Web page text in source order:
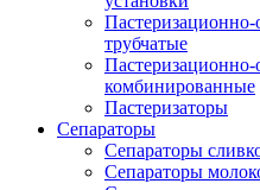
Пастеризационно-
трубчатые
Пастеризационно-
комбинированные
Пастеризаторы
Сепараторы
Сепараторы
Сепараторы